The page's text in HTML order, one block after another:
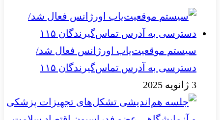
سیستم موقعیت‌یاب اورژانس فعال شد/
دسترسی به آدرس تماس‌گیرندگان ۱۱۵
3 ژانویه 2025